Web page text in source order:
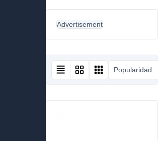
Advertisement
Popularidad